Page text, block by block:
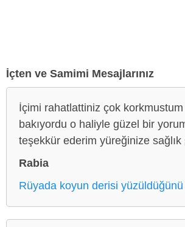
İçten ve Samimi Mesajlarınız
İçimi rahatlattiniz çok
bakıyordu o haliyle güzel bir
teşekkür ederim yüreğinize sağlık
Rabia
Rüyada koyun derisi